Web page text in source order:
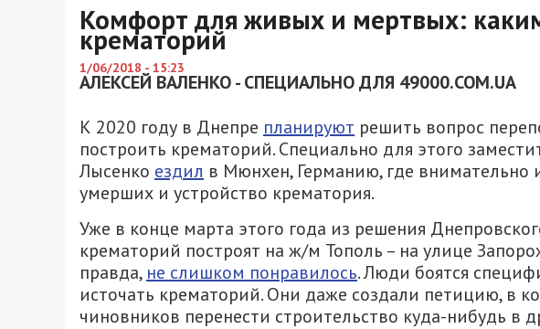
Комфорт для живых и мертвых:
крематорий
1/06/2018 - 15:23
АЛЕКСЕЙ ВАЛЕНКО - СПЕЦИАЛЬНО ДЛЯ 49000.COM.UA
К 2020 году в Днепре планируют решить вопрос
построить крематорий. Специально для этого
Лысенко ездил в Мюнхен, Германию, где
умерших и устройство крематория.
Уже в конце марта этого года из решения
крематорий построят на ж/м Тополь – на улице
правда, не слишком понравилось. Люди боятся
источать крематорий. Они даже создали петицию, в
чиновников перенести строительство куда-нибудь в